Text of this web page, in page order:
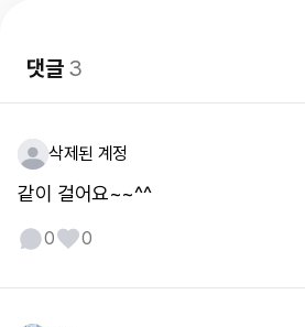
댓글3
삭제된 계정
같이 걸어요~~^^
0 0